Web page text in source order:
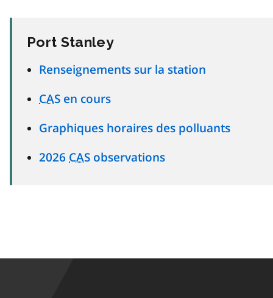
Port Stanley
Renseignements sur la station
CAS en cours
Graphiques horaires des polluants
2026 CAS observations